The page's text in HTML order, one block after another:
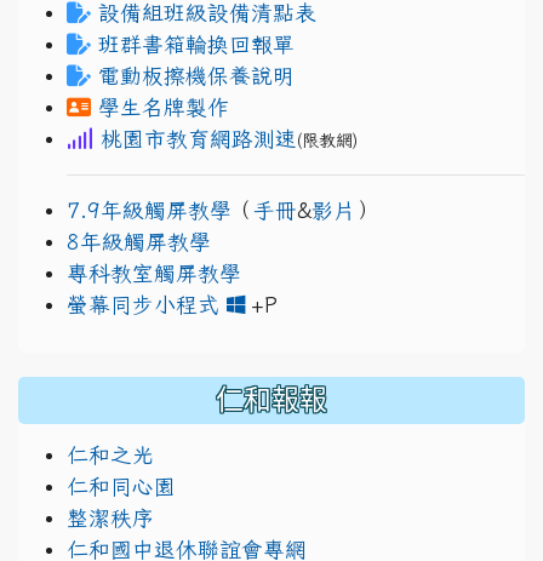
設備組班級設備清點表
班群書箱輪換回報單
電動板擦機保養說明
學生名牌製作
桃園市教育網路測速 (限教網)
7.9年級觸屏教學 （ 手冊&影片 ）
8年級觸屏教學
專科教室觸屏教學
螢幕同步小程式
+P
仁和報報
仁和之光
仁和同心園
整潔秩序
仁和國中退休聯誼會專網